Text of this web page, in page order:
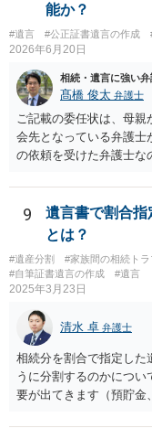
能か？
#遺言 #公正証書遺言の作成
2026年6月20日
相続・遺言に強い弁
髙橋 俊太 弁護士
ご記載の委任状は、母
会先となっている弁護士
の依頼を受けた弁護士な
と思われます。 仮に、
であれば、母親本人に
に一任する旨を明確に
絡、進捗確認、公正証
るのであれば、貴方から
他方で、その弁護士が兄
況を報告する義務があ
ある可能性がある場合
があるとしても直ちに内
遺言が作成済みである
るかは、基本的には遺言
無・内容について説明し
9
遺言書で割合
とは？
#遺産分割 #家族間の相続トラ
#自筆証書遺言の作成
#遺言
2025年3月23日
清水 卓 弁護士
相続分を割合で指定した
うに分割するのかにつ
要が出てきます（預貯金
投資信託は他の相続人に